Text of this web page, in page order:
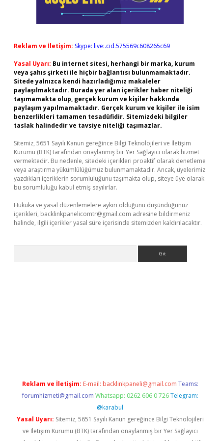
Reklam ve İletişim: Skype: live:.cid.575569c608265c69
Yasal Uyarı: Bu internet sitesi, herhangi bir marka, kurum
veya şahıs şirketi ile hiçbir bağlantısı bulunmamaktadır.
Sitede yalnızca kendi hazırladığımız makaleler
paylaşılmaktadır. Burada yer alan içerikler haber niteliği
taşımamakta olup, gerçek kurum ve kişiler hakkında
paylaşım yapılmamaktadır. Gerçek kurum ve kişiler ile isim
benzerlikleri tamamen tesadüfidir. Sitemizdeki bilgiler
taslak halindedir ve tavsiye niteliği taşımazlar.
Sitemiz, 5651 Sayılı Kanun gereğince Bilgi Teknolojileri ve İletişim
Kurumu (BTK) tarafından onaylanmış bir Yer Sağlayıcı olarak hizmet
vermektedir. Bu nedenle, sitedeki içerikleri proaktif olarak denetleme
veya araştırma yükümlülüğümüz bulunmamaktadır. Ancak, üyelerimiz
yazdıkları içeriklerin sorumluluğunu taşımakta olup, siteye üye olarak
bu sorumluluğu kabul etmiş sayılırlar.
Hukuka ve yasal düzenlemelere aykırı olduğunu düşündüğünüz
içerikleri, backlinkpanelicomtr@gmail.com adresine bildirmeniz
halinde, ilgili içerikler yasal süre içerisinde sitemizden kaldırılacaktır.
Reklam ve İletişim: E-mail: backlinkpaneli@gmail.com Teams:
forumhizmeti@gmail.com Whatsapp: 0262 606 0 726 Telegram:
@karabul
Yasal Uyarı: Sitemiz, 5651 Sayılı Kanun gereğince Bilgi Teknolojileri
ve İletişim Kurumu (BTK) tarafından onaylanmış bir Yer Sağlayıcı